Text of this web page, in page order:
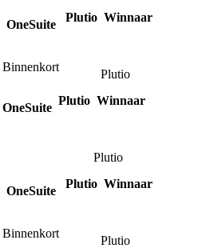
OneSuite
Plutio Winnaar
Binnenkort
Plutio
OneSuite
Plutio Winnaar
Plutio
OneSuite
Plutio Winnaar
Binnenkort
Plutio